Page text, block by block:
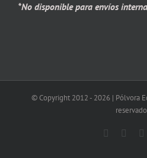
*No disponible para envíos
© Copyright 2012 - 2026 | Pólvora
Facebook